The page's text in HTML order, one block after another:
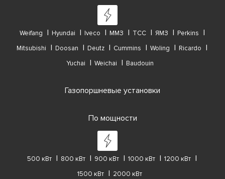
Weifang Hyundai Iveco ММЗ ТСС ЯМЗ
Perkins
Mitsubishi
Doosan Deutz Cummins Woling
Ricardo
Yuchai
Weichai Baudouin
Газопоршневые установки
По мощности
500 кВт 800 кВт 900 кВт 1000 кВт
1200 кВт
1500 кВт
2000 кВт